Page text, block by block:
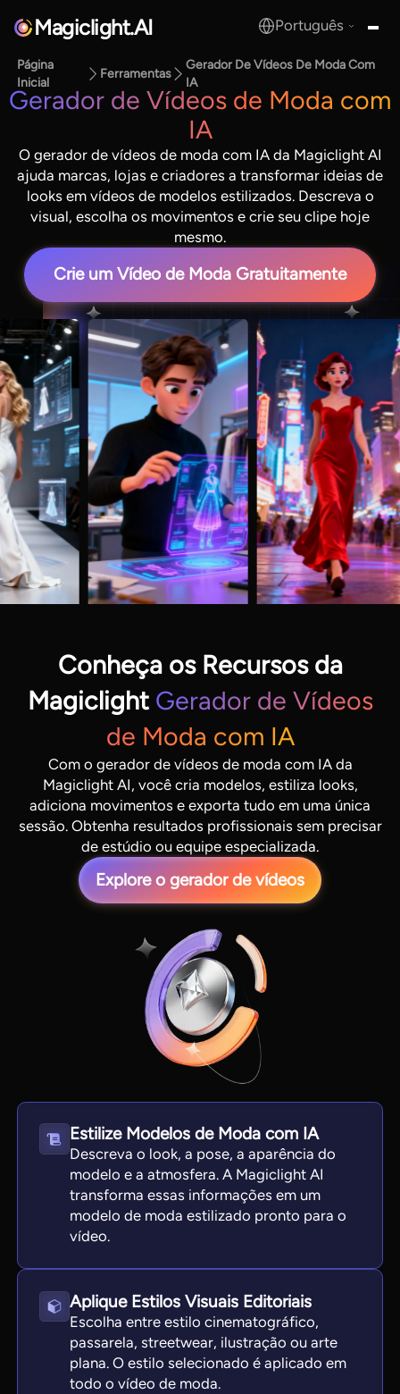
Magiclight.AI
View all tools
Português
Página
Inicial
Ferramentas
Gerador De Vídeos De Moda Com
IA
Gerador de Vídeos de Moda com
IA
O gerador de vídeos de moda com IA da Magiclight AI
ajuda marcas, lojas e criadores a transformar ideias de
looks em vídeos de modelos estilizados. Descreva o
visual, escolha os movimentos e crie seu clipe hoje
mesmo.
Crie um Vídeo de Moda Gratuitamente
Conheça os Recursos da
Magiclight Gerador de Vídeos
de Moda com IA
Com o gerador de vídeos de moda com IA da
Magiclight AI, você cria modelos, estiliza looks,
adiciona movimentos e exporta tudo em uma única
sessão. Obtenha resultados profissionais sem precisar
de estúdio ou equipe especializada.
Explore o gerador de vídeos
Estilize Modelos de Moda com IA
Descreva o look, a pose, a aparência do
modelo e a atmosfera. A Magiclight AI
transforma essas informações em um
modelo de moda estilizado pronto para o
vídeo.
Aplique Estilos Visuais Editoriais
Escolha entre estilo cinematográfico,
passarela, streetwear, ilustração ou arte
plana. O estilo selecionado é aplicado em
todo o vídeo de moda.